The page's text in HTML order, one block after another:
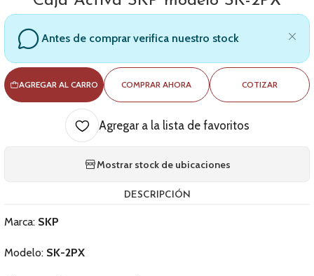
Antes de comprar verifica nuestro stock
AGREGAR AL CARRO COMPRAR AHORA COTIZAR
Agregar a la lista de favoritos
Mostrar stock de ubicaciones
DESCRIPCIÓN
Marca: SKP
Modelo: SK-2PX